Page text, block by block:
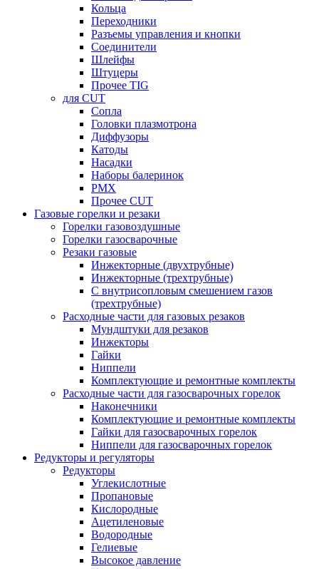
Кольца
Переходники
Разъемы управления и кнопки
Соединители
Шлейфы
Штуцеры
Прочее TIG
для CUT
Сопла
Головки плазмотрона
Диффузоры
Катоды
Насадки
Наборы балеринок
PMX
Прочее CUT
Газовые горелки и резаки
Горелки газовоздушные
Горелки газосварочные
Резаки газовые
Инжекторные (двухтрубные)
Инжекторные (трехтрубные)
С внутрисопловым смешением газов
(трехтрубные)
Расходные части для газовых резаков
Мундштуки для резаков
Инжекторы
Гайки
Ниппели
Комплектующие и ремонтные комплекты
Расходные части для газосварочных горелок
Наконечники
Комплектующие и ремонтные комплекты
Гайки для газосварочных горелок
Ниппели для газосварочных горелок
Редукторы и регуляторы
Редукторы
Углекислотные
Пропановые
Кислородные
Ацетиленовые
Водородные
Гелиевые
Высокое давление